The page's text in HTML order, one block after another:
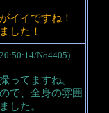
イイですね！
した！
No4405)
ってますね。
で、全身の雰囲
した。